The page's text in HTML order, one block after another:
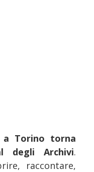
a Torino torna
degli Archivi.
raccontare,